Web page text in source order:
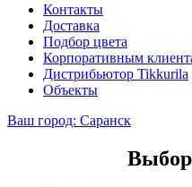
Контакты
Доставка
Подбор цвета
Корпоративным
Дистрибьютор Tikkurila
Объекты
Ваш город: Саранск
Выбор